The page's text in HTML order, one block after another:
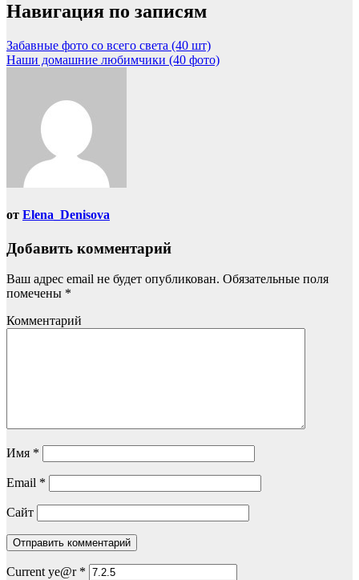
Навигация по записям
Забавные фото со всего света (40 шт)
Наши домашние любимчики (40 фото)
от Elena_Denisova
Добавить комментарий
Ваш адрес email не будет опубликован. Обязательные поля
помечены *
Комментарий
Имя *
Email *
Сайт
Current ye@r *